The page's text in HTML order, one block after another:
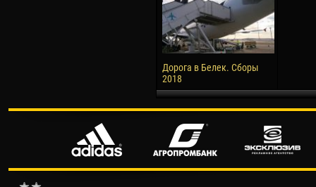
Дорога в Белек. Сборы
2018